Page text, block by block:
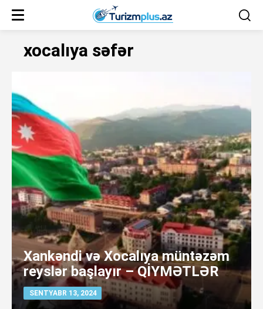
xocalıya səfər
Xankəndi və Xocalıya müntəzəm
reyslər başlayır – QİYMƏTLƏR
SENTYABR 13, 2024